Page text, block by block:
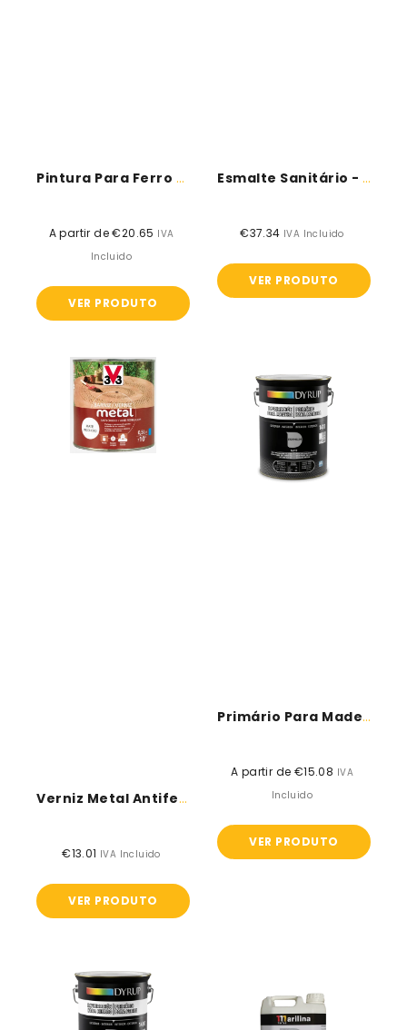
Pintura Para Ferro Climas Extremos -...
Preço
normal
A partir de €20.65 IVA
Incluido
VER PRODUTO
Esmalte Sanitário - V33
Preço
€37.34 IVA Incluido
VER PRODUTO
Verniz
metal
antiferrugem
-
V33
Verniz Metal Antiferrugem - V33
Preço
€13.01 IVA Incluido
VER PRODUTO
para
madeira
-
DYRUP
Primário Para Madeira - DYRUP
Preço
normal
A partir de €15.08 IVA
Incluido
VER PRODUTO
para
ferro
-
-
Tintas